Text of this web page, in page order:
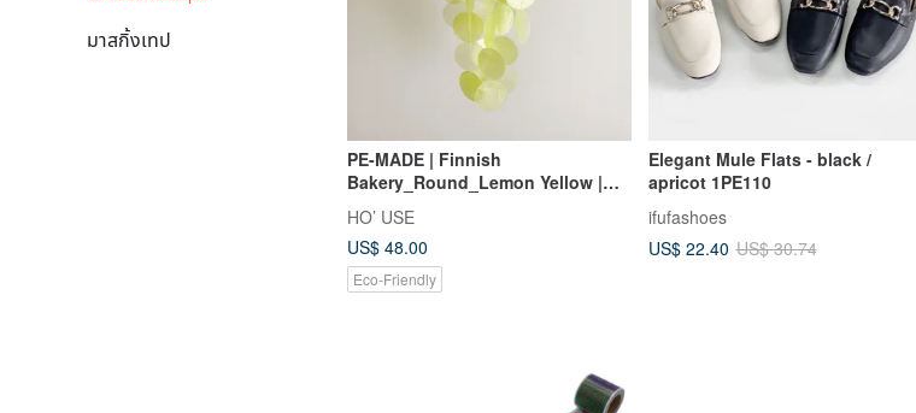
มาสกิ้งเทป
PE-MADE | Finnish
Bakery_Round_Lemon Yellow |
Shell Wind Chime Mobile | #0-407
HO’ USE
US$ 48.00
Eco-Friendly
Elegant Mule Flats - black /
apricot 1PE110
ifufashoes
US$ 22.40 US$ 30.74